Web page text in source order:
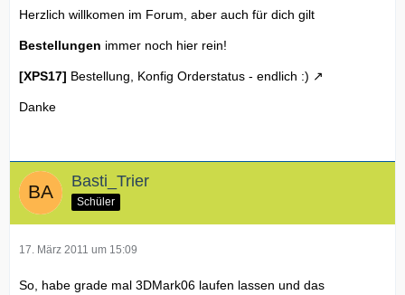
Herzlich willkomen im Forum, aber auch für dich gilt
Bestellungen immer noch hier rein!
[XPS17] Bestellung, Konfig Orderstatus - endlich :)
Danke
Basti_Trier
Schüler
17. März 2011 um 15:09
So, habe grade mal 3DMark06 laufen lassen und das